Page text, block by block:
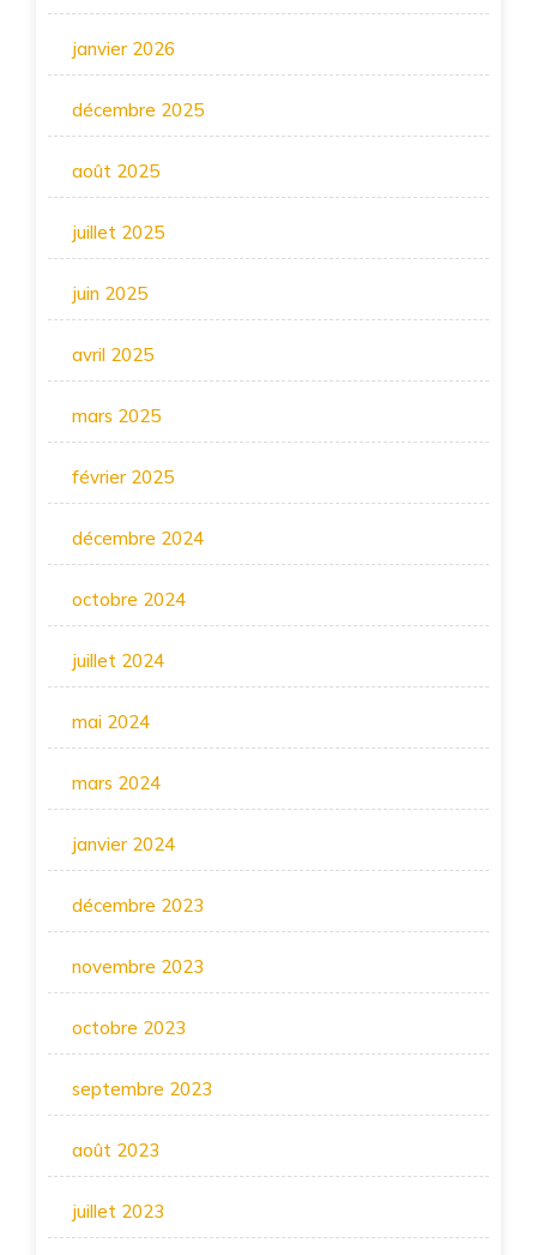
janvier 2026
décembre 2025
août 2025
juillet 2025
juin 2025
avril 2025
mars 2025
février 2025
décembre 2024
octobre 2024
juillet 2024
mai 2024
mars 2024
janvier 2024
décembre 2023
novembre 2023
octobre 2023
septembre 2023
août 2023
juillet 2023